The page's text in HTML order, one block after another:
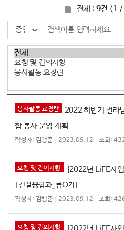
전체 : 9건 (1 /
봉사활동 요청란
2022 하반기 전라
합 봉사 운영 계획
김행준 2023.09.12
요청 및 건의사항
[2022년 LiFE사
[건설융합과_류O기]
김행준 2023.09.12
요청 및 건의사항